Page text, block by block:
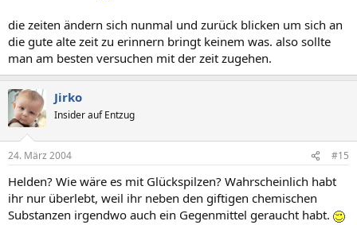
die zeiten ändern sich nunmal und zurück blicken um sich an
die gute alte zeit zu erinnern bringt keinem was. also sollte
man am besten versuchen mit der zeit zugehen.
Jirko
Insider auf Entzug
24. März 2004 #15
Helden? Wie wäre es mit Glückspilzen? Wahrscheinlich habt
ihr nur überlebt, weil ihr neben den giftigen chemischen
Substanzen irgendwo auch ein Gegenmittel geraucht habt.